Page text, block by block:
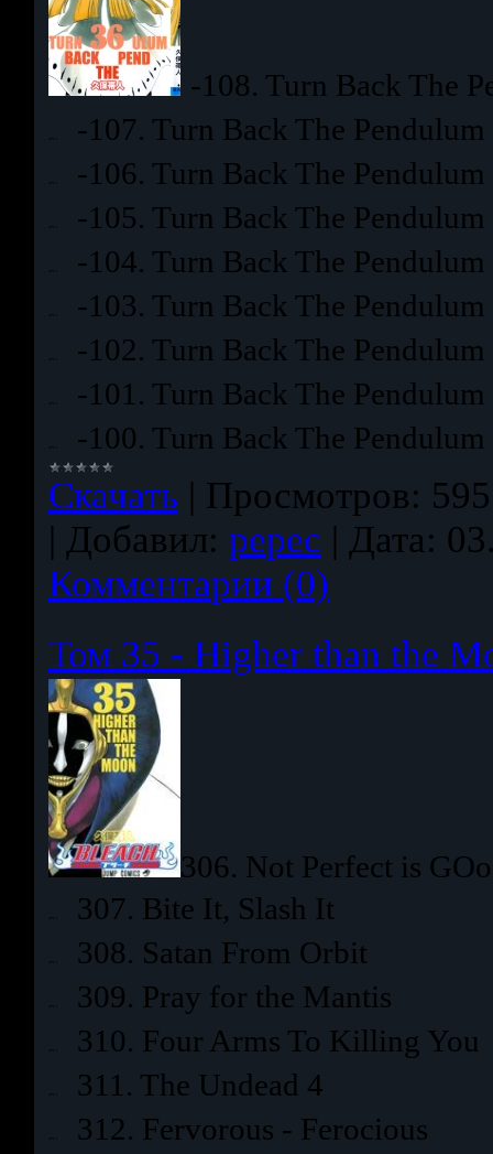
-108. Turn Back The
-107. Turn Back The Pendulum
-106. Turn Back The Pendulum
-105. Turn Back The Pendulum
-104. Turn Back The Pendulum
-103. Turn Back The Pendulum
-102. Turn Back The Pendulum
-101. Turn Back The Pendulum
-100. Turn Back The Pendulum
Скачать | Просмотров: 595
| Добавил: pepec | Дата:
Комментарии (0)
Том 35 - Higher than the
306. Not Perfect is
307. Bite It, Slash It
308. Satan From Orbit
309. Pray for the Mantis
310. Four Arms To Killing You
311. The Undead 4
312. Fervorous - Ferocious